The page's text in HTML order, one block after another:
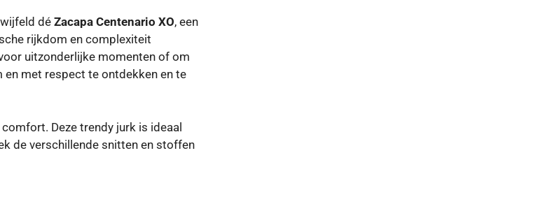
dé Zacapa Centenario XO, een
rijkdom en complexiteit
uitzonderlijke momenten of om
en met respect te ontdekken en te